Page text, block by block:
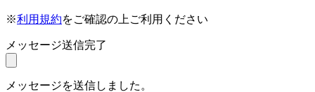
※利用規約をご確認の上ご利用ください
メッセージ送信完了
メッセージを送信しました。